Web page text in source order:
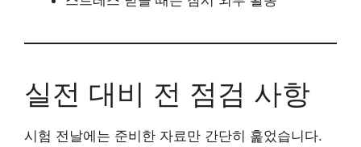
실전 대비 전 점검 사항
시험 전날에는 준비한 자료만 간단히 훑었습니다.